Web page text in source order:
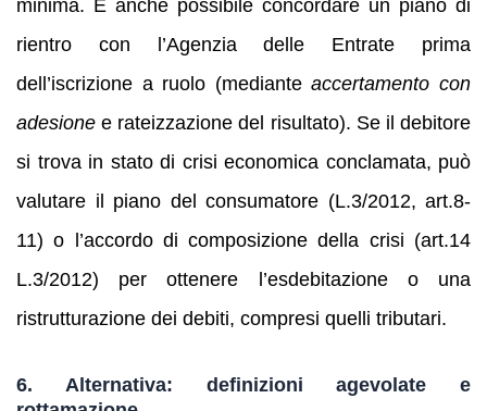
minima. È anche possibile concordare un piano di
rientro con l’Agenzia delle Entrate prima
dell’iscrizione a ruolo (medianteaccertamento con
adesione e rateizzazione del risultato). Se il debitore
si trova in stato di crisi economica conclamata, può
valutare il piano del consumatore (L.3/2012, art.8-
11) o l’accordo di composizione della crisi (art.14
L.3/2012) per ottenere l’esdebitazione o una
ristrutturazione dei debiti, compresi quelli tributari.
6. Alternativa: definizioni agevolate e